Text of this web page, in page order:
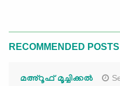
RECOMMENDED POSTS
മഅ്റൂഫ് മൂച്ചിക്കല്‍